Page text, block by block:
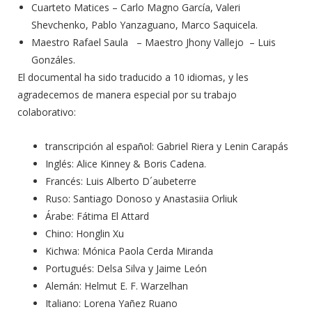
Cuarteto Matices – Carlo Magno García, Valeri
Shevchenko, Pablo Yanzaguano, Marco Saquicela.
Maestro Rafael Saula – Maestro Jhony Vallejo – Luis
Gonzáles.
El documental ha sido traducido a 10 idiomas, y les
agradecemos de manera especial por su trabajo
colaborativo:
transcripción al español: Gabriel Riera y Lenin Carapás
Inglés: Alice Kinney & Boris Cadena.
Francés: Luis Alberto D´aubeterre
Ruso: Santiago Donoso y Anastasiia Orliuk
Árabe: Fátima El Attard
Chino: Honglin Xu
Kichwa: Mónica Paola Cerda Miranda
Portugués: Delsa Silva y Jaime León
Alemán: Helmut E. F. Warzelhan
Italiano: Lorena Yañez Ruano